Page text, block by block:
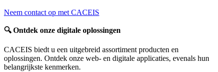
Neem contact op met CACEIS
🔍Ontdek onze digitale oplossingen
CACEIS biedt u een uitgebreid assortiment producten en
oplossingen. Ontdek onze web- en digitale applicaties, evenals hun
belangrijkste kenmerken.